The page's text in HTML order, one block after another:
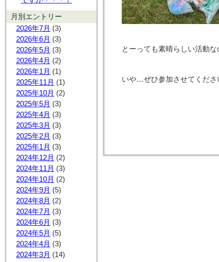
月別エントリー
2026年7月 (3)
2026年6月 (3)
2026年5月 (3)
2026年4月 (2)
2026年1月 (1)
2025年11月 (1)
2025年10月 (2)
2025年5月 (3)
2025年4月 (3)
2025年3月 (3)
2025年2月 (3)
2025年1月 (3)
2024年12月 (2)
2024年11月 (3)
2024年10月 (2)
2024年9月 (5)
2024年8月 (2)
2024年7月 (3)
2024年6月 (3)
2024年5月 (5)
2024年4月 (3)
2024年3月 (14)
とーっても素晴らしい活動
いや…ぜひ参加させてくださ